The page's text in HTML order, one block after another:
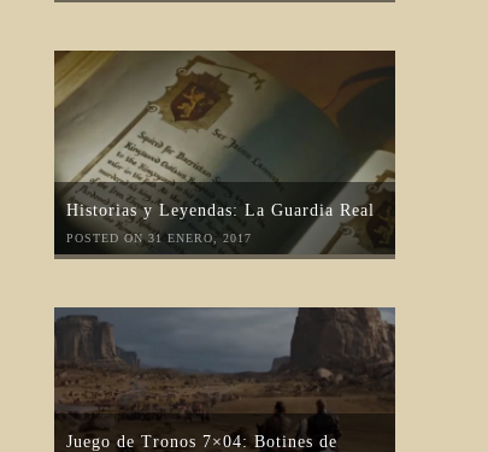
Historias y Leyendas: La Guardia Real
POSTED ON 31 ENERO, 2017
Juego de Tronos 7×04: Botines de